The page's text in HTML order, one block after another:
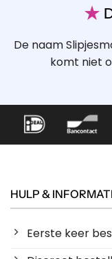
★
De naam
komt niet
HULP &
Eerste keer